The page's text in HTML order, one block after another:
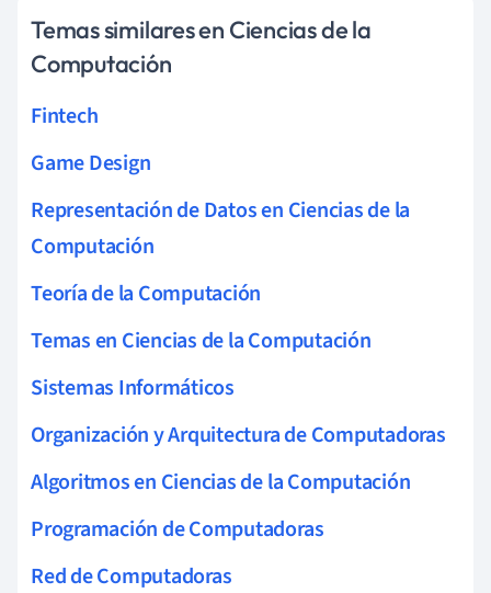
Temas similares en Ciencias de la
Computación
Fintech
Game Design
Representación de Datos en Ciencias de la
Computación
Teoría de la Computación
Temas en Ciencias de la Computación
Sistemas Informáticos
Organización y Arquitectura de Computadoras
Algoritmos en Ciencias de la Computación
Programación de Computadoras
Red de Computadoras